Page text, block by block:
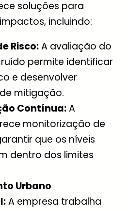
soluções para
incluindo:
Risco:A avaliação do
permite identificar
e desenvolver
mitigação.
Contínua:A
monitorização de
que os níveis
dentro dos limites
Urbano
A empresa trabalha